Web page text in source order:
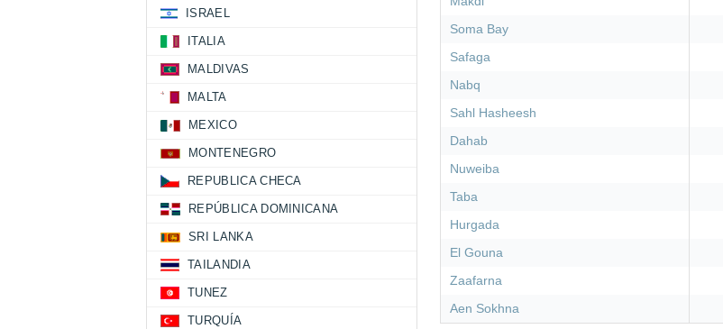
Soma Bay
Safaga
Nabq
Sahl Hasheesh
Dahab
Nuweiba
Taba
Hurgada
El Gouna
Zaafarna
Aen Sokhna
ISRAEL
ITALIA
MALDIVAS
MALTA
MEXICO
MONTENEGRO
REPUBLICA CHECA
REPÚBLICA DOMINICANA
SRI LANKA
TAILANDIA
TUNEZ
TURQUÍA